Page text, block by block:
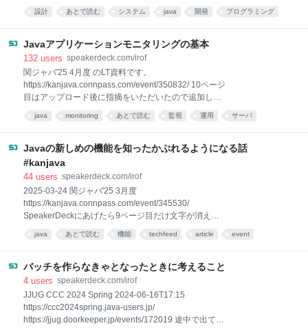
な感じです。 https://speakerdeck.com/irof/an-
introduction-to…
設計 あとで読む システム java 開発 プログラミング
Javaアプリケーションモニタリングの基本
132 users speakerdeck.com/irof
関ジャバ'25 4月度 のLT資料です。
https://kanjava.connpass.com/event/350832/ 10ページ
目はアップロード後に指摘をいただいたので追加しま
java monitoring あとで読む 監視 運用 サーバ
Javaの新しめの機能を知ったかぶれるようになる話
#kanjava
44 users speakerdeck.com/irof
2025-03-24 関ジャバ'25 3月度
https://kanjava.connpass.com/event/345530/
SpeakerDeckにあげたら9ページ目だけ文字が消えま
した。 なんでだろ？せろさんのポスト貼ったから？ 心
の目で見てください。
java あとで読む 機能 techfeed article event
バッチを作らなきゃとなったときに考えること
4 users speakerdeck.com/irof
JJUG CCC 2024 Spring 2024-06-16T17:15
https://ccc2024spring.java-users.jp/
https://jjug.doorkeeper.jp/events/172019 途中で出てく